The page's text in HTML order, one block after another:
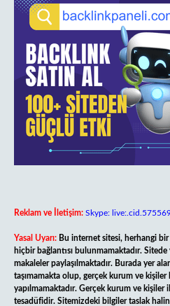
Reklam ve İletişim: Skype:
Yasal Uyarı: Bu internet sitesi, herhangi
hiçbir bağlantısı bulunmamaktadır. Sitede
makaleler paylaşılmaktadır. Burada yer
taşımamakta olup, gerçek kurum ve kişiler
yapılmamaktadır. Gerçek kurum ve
tesadüfidir. Sitemizdeki bilgiler taslak